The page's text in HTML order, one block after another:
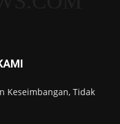
Keseimbangan, Tidak